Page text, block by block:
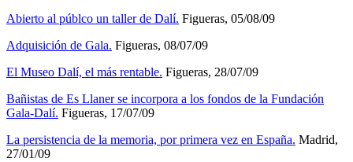
Abierto al públco un taller de Dalí. Figueras, 05/08/09
Adquisición de Gala. Figueras, 08/07/09
El Museo Dalí, el más rentable. Figueras, 28/07/09
Bañistas de Es Llaner se incorpora a los fondos de la Fundación
Gala-Dalí. Figueras, 17/07/09
La persistencia de la memoria, por primera vez en España. Madrid,
27/01/09